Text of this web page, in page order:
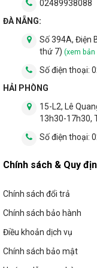
Đèn cầu thang
Đèn cầu
Đặc trưng của
02489938088
ĐÀ NẴNG:
Số 394A, Điện
thứ 7) (xem bản
Số điện thoại:
HẢI PHÒNG
15-L2, Lê
13h30-17h30,
Số điện thoại:
Chính sách & Quy
Chính sách đổi trả
Chính sách bảo hành
Điều khoản dịch vụ
Chính sách bảo mật